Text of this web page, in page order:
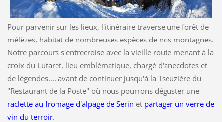
Pour parvenir sur les lieux, l'itinéraire traverse une forêt de
mélèzes, habitat de nombreuses espèces de nos montagnes.
Notre parcours s'entrecroise avec la vieille route menant à la
croix du Lutaret, lieu emblématique, chargé d'anecdotes et
de légendes.... avant de continuer jusqu'à la Tseuzière du
"Restaurant de la Poste" où nous pourrons déguster une
raclette au fromage d'alpage de Serin et partager un verre de
vin du terroir.